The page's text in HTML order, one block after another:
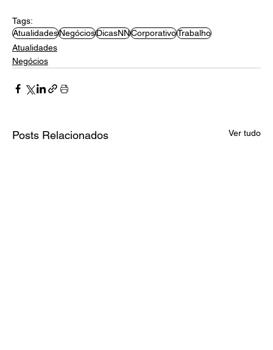
Tags:
AtualidadesNegóciosDicasNNCorporativoTrabalho
Atualidades
Negócios
Posts Relacionados Ver tudo